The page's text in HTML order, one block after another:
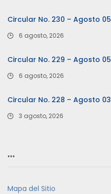
Circular No. 230 – Agosto
6 agosto, 2026
Circular No. 229 – Agosto
6 agosto, 2026
Circular No. 228 – Agosto
3 agosto, 2026
…
Mapa del Sitio